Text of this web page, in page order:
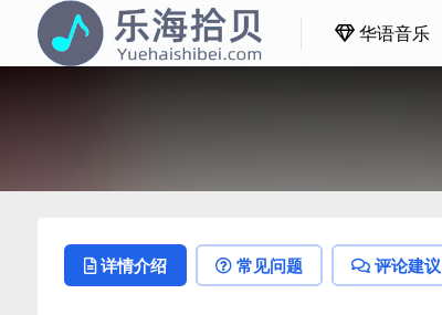
华语音乐
详情介绍 常见问题 评论建议